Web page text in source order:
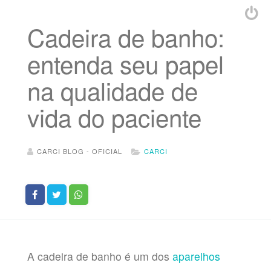
Cadeira de banho:
entenda seu papel
na qualidade de
vida do paciente
CARCI BLOG - OFICIAL CARCI
A cadeira de banho é um dos aparelhos